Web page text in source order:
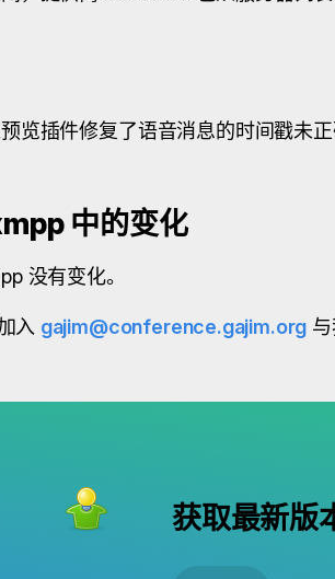
览插件修复了语音消息的时间戳未正
中的变化
没有变化。
入 gajim@conference.gajim.org 与
获取最新版